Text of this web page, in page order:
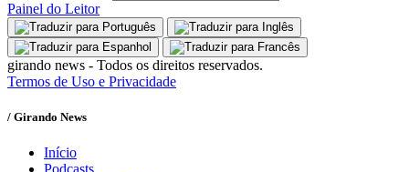
Painel do Leitor
girando news - Todos os direitos reservados.
Termos de Uso e Privacidade
/ Girando News
Início